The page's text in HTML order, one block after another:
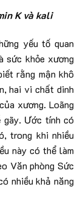
K và kali
yếu tố quan
sức khỏe xương
rằng mận khô
hai vi chất dinh
xương. Loãng
gãy. Ước tính có
trong khi nhiều
này có thể làm
Văn phòng Sức
nhiều khả năng